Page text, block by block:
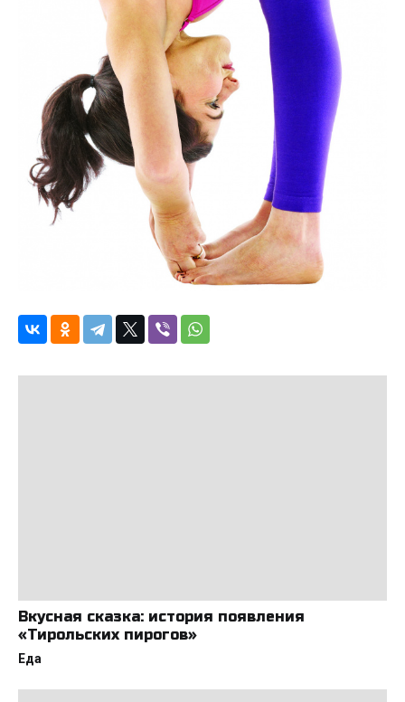
Вкусная сказка: история появления
«Тирольских пирогов»
Еда